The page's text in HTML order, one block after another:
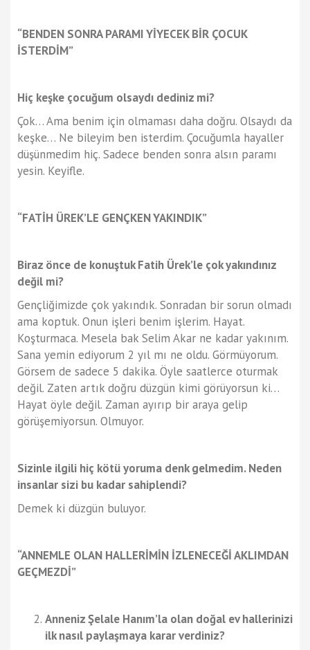
“BENDEN SONRA PARAMI YİYECEK BİR ÇOCUK
İSTERDİM”
Hiç keşke çocuğum olsaydı dediniz mi?
Çok… Ama benim için olmaması daha doğru. Olsaydı da
keşke… Ne bileyim ben isterdim. Çocuğumla hayaller
düşünmedim hiç. Sadece benden sonra alsın paramı
yesin. Keyifle.
“FATİH ÜREK’LE GENÇKEN YAKINDIK”
Biraz önce de konuştuk Fatih Ürek’le çok yakındınız
değil mi?
Gençliğimizde çok yakındık. Sonradan bir sorun olmadı
ama koptuk. Onun işleri benim işlerim. Hayat.
Koşturmaca. Mesela bak Selim Akar ne kadar yakınım.
Sana yemin ediyorum 2 yıl mı ne oldu. Görmüyorum.
Görsem de sadece 5 dakika. Öyle saatlerce oturmak
değil. Zaten artık doğru düzgün kimi görüyorsun ki…
Hayat öyle değil. Zaman ayırıp bir araya gelip
görüşemiyorsun. Olmuyor.
Sizinle ilgili hiç kötü yoruma denk gelmedim. Neden
insanlar sizi bu kadar sahiplendi?
Demek ki düzgün buluyor.
“ANNEMLE OLAN HALLERİMİN İZLENECEĞİ AKLIMDAN
GEÇMEZDİ”
Anneniz Şelale Hanım’la olan doğal ev hallerinizi
ilk nasıl paylaşmaya karar verdiniz?